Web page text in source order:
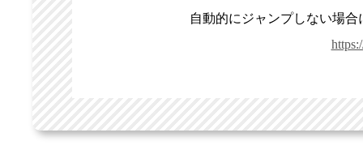
自動的にジャンプしない場